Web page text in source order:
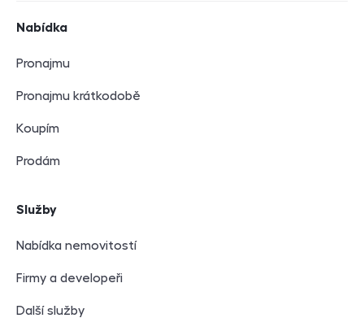
Nabídka
Pronajmu
Pronajmu krátkodobě
Koupím
Prodám
Služby
Nabídka nemovitostí
Firmy a developeři
Další služby